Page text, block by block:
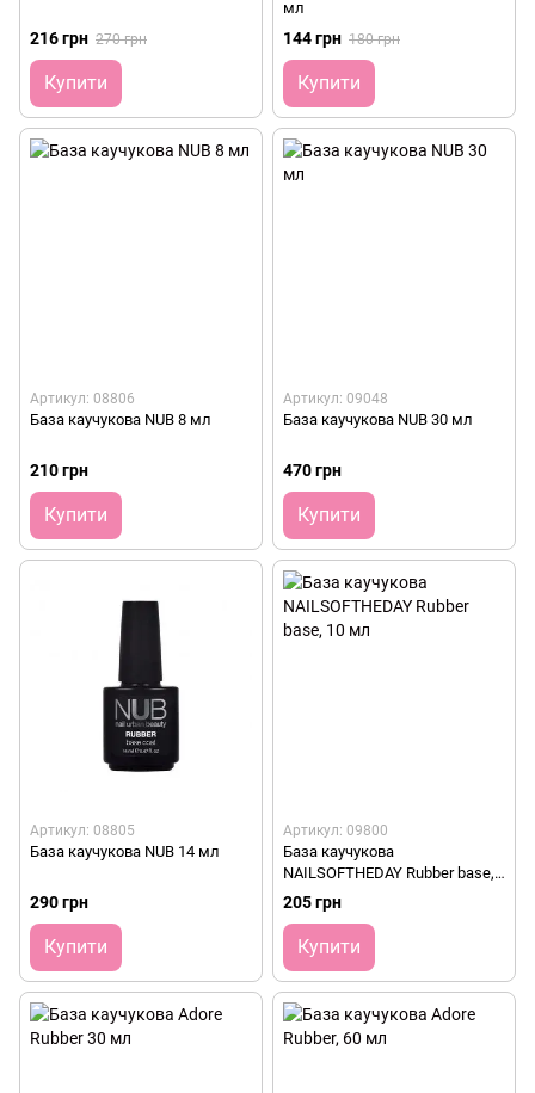
216 грн 270 грн
Купити
мл
144 грн 180 грн
Купити
Артикул: 08806
База каучукова NUB 8 мл
210 грн
Купити
Артикул: 09048
База каучукова NUB 30 мл
470 грн
Купити
Артикул: 08805
База каучукова NUB 14 мл
290 грн
Купити
Артикул: 09800
База каучукова
NAILSOFTHEDAY Rubber base,
10 мл
205 грн
Купити